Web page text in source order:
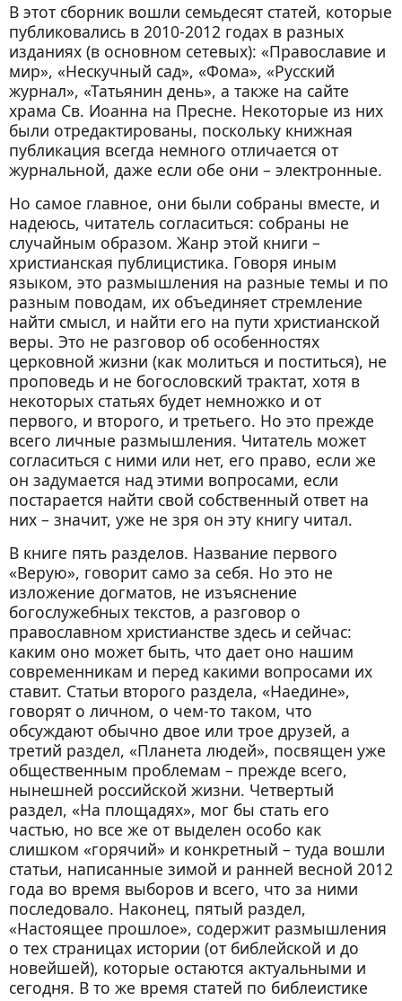
4. Битвы за чужую святость
5. С двух сторон аналоя
6. Парадоксы нашего поста
7. Пост в купальный сезон
8. Вопросы не о богослужебном языке
9. Возвышенность языка
10. Фунт чухонского масла
11. КПСС и РПЦ
12. Свое суждение иметь
13. Наука ли богословие?
14. Фундаментализм: выход или вызов?
15. Лингвисты об эволюции
16. Первая тувинская Библия
17. Миссия для мусульман: разговор не о
том
18. Не наша миссия?
19. Православие с чистого листа?
20. Зачем мы молодежи?
21. Текст как пространство Встречи
22. Любить себя?
23. Безотцовщина
24. Праведный гнев – это страшная сила
25. Киники и циники
26. Уроки снобизма
27. Чему учишься за рулем
28. Вдоль по разделительной
29. Про «попробовать»
30. Убложество
31. Христианская свобода и либеральные
ценности
32. Большой Брат по последней моде
33. Битва за внимание
34. Модернизация по прадедовским
заветам?
35. Общество потребления детей
36. Бесплатное или бесцельное?
37. И снова о ЕГЭ
В этот сборник вошли семьдесят статей, которые
публиковались в 2010-2012 годах в разных
изданиях (в основном сетевых): «Православие и
мир», «Нескучный сад», «Фома», «Русский
журнал», «Татьянин день», а также на сайте
храма Св. Иоанна на Пресне. Некоторые из них
были отредактированы, поскольку книжная
публикация всегда немного отличается от
журнальной, даже если обе они – электронные.
Но самое главное, они были собраны вместе, и
надеюсь, читатель согласиться: собраны не
случайным образом. Жанр этой книги –
христианская публицистика. Говоря иным
языком, это размышления на разные темы и по
разным поводам, их объединяет стремление
найти смысл, и найти его на пути христианской
веры. Это не разговор об особенностях
церковной жизни (как молиться и поститься), не
проповедь и не богословский трактат, хотя в
некоторых статьях будет немножко и от
первого, и второго, и третьего. Но это прежде
всего личные размышления. Читатель может
согласиться с ними или нет, его право, если же
он задумается над этими вопросами, если
постарается найти свой собственный ответ на
них – значит, уже не зря он эту книгу читал.
В книге пять разделов. Название первого
«Верую», говорит само за себя. Но это не
изложение догматов, не изъяснение
богослужебных текстов, а разговор о
православном христианстве здесь и сейчас:
каким оно может быть, что дает оно нашим
современникам и перед какими вопросами их
ставит. Статьи второго раздела, «Наедине»,
говорят о личном, о чем-то таком, что
обсуждают обычно двое или трое друзей, а
третий раздел, «Планета людей», посвящен уже
общественным проблемам – прежде всего,
нынешней российской жизни. Четвертый
раздел, «На площадях», мог бы стать его
частью, но все же от выделен особо как
слишком «горячий» и конкретный – туда вошли
статьи, написанные зимой и ранней весной 2012
года во время выборов и всего, что за ними
последовало. Наконец, пятый раздел,
«Настоящее прошлое», содержит размышления
о тех страницах истории (от библейской и до
новейшей), которые остаются актуальными и
сегодня. В то же время статей по библеистике